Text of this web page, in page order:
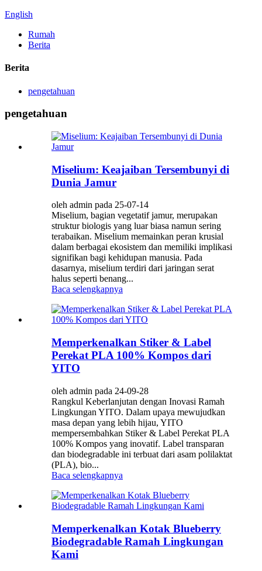
English
Rumah
Berita
Berita
pengetahuan
pengetahuan
Miselium: Keajaiban Tersembunyi di
Dunia Jamur
oleh admin pada 25-07-14
Miselium, bagian vegetatif jamur, merupakan
struktur biologis yang luar biasa namun sering
terabaikan. Miselium memainkan peran krusial
dalam berbagai ekosistem dan memiliki implikasi
signifikan bagi kehidupan manusia. Pada
dasarnya, miselium terdiri dari jaringan serat
halus seperti benang...
Baca selengkapnya
Memperkenalkan Stiker & Label
Perekat PLA 100% Kompos dari
YITO
oleh admin pada 24-09-28
Rangkul Keberlanjutan dengan Inovasi Ramah
Lingkungan YITO. Dalam upaya mewujudkan
masa depan yang lebih hijau, YITO
mempersembahkan Stiker & Label Perekat PLA
100% Kompos yang inovatif. Label transparan
dan biodegradable ini terbuat dari asam polilaktat
(PLA), bio...
Baca selengkapnya
Memperkenalkan Kotak Blueberry
Biodegradable Ramah Lingkungan
Kami